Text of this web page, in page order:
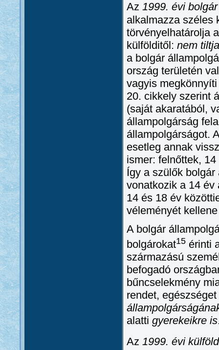
Az 1999. évi
alkalmazza széles
törvényelhatárolja
külfölditől: nem
a bolgár
ország területén
vagyis
20. cikkely szerint
(saját akaratából,
állampolgárság
állampolgárságot.
esetleg annak
ismer: felnőttek,
Így a szülők
vonatkozik a 14 év
14 és 18 év
véleményét
A bolgár
bolgárokat15 érinti
származású
befogadó
bűncselekmény
rendet,
alatti gyerekeikre is
Az 1999. évi